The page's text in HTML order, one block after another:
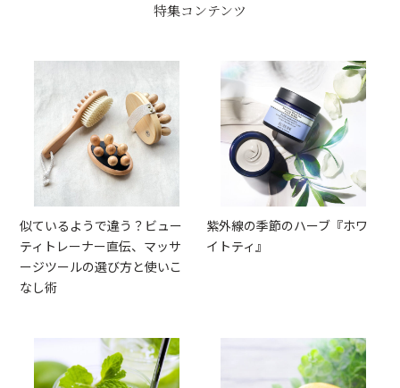
特集コンテンツ
似ているようで違う？ビュー
ティトレーナー直伝、マッサ
ージツールの選び方と使いこ
なし術
紫外線の季節のハーブ『ホワ
イトティ』